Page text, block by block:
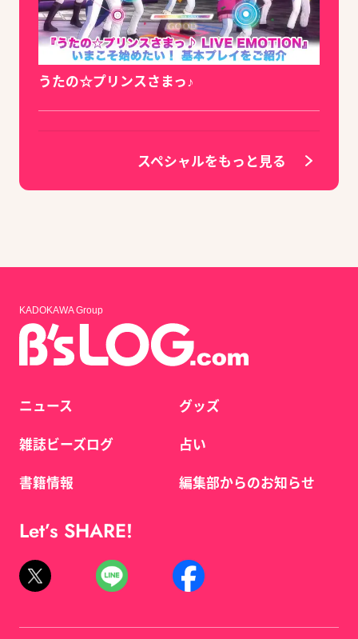
うたの☆プリンスさまっ♪
スペシャルをもっと見る
KADOKAWA Group
ニュース
雑誌ビーズログ
書籍情報
グッズ
占い
編集部からのお知らせ
Let’s SHARE!